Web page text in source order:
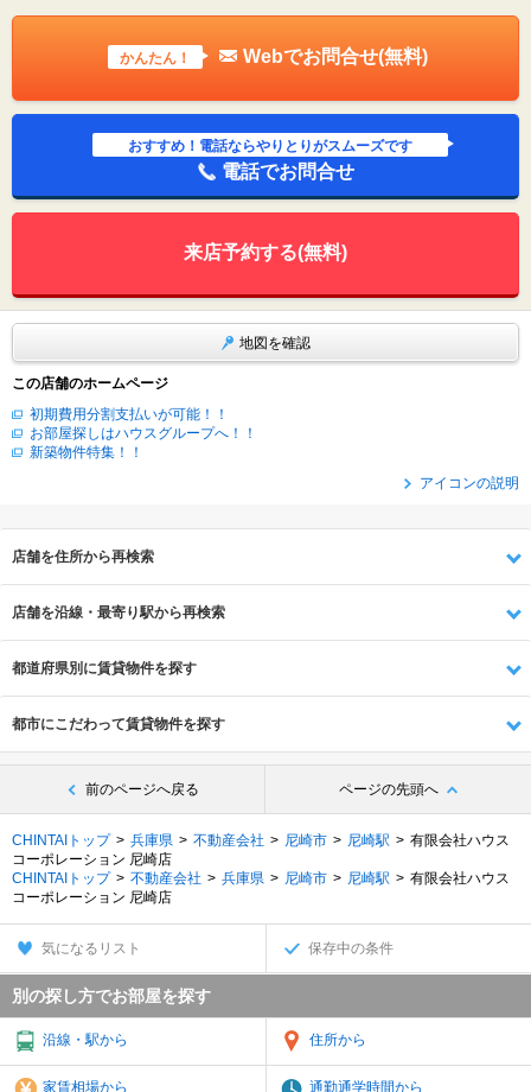
かんたん！ Webでお問合せ(無料)
おすすめ！電話ならやりとりがスムーズです
電話でお問合せ
来店予約する(無料)
地図を確認
この店舗のホームページ
初期費用分割支払いが可能！！
お部屋探しはハウスグループへ！！
新築物件特集！！
アイコンの説明
店舗を住所から再検索
店舗を沿線・最寄り駅から再検索
都道府県別に賃貸物件を探す
都市にこだわって賃貸物件を探す
前のページへ戻る ページの先頭へ
CHINTAIトップ 兵庫県 不動産会社 尼崎市 尼崎駅
有限会社ハウス
コーポレーション 尼崎店
CHINTAIトップ
不動産会社 兵庫県 尼崎市 尼崎駅
有限会社ハウス
コーポレーション 尼崎店
気になるリスト 保存中の条件
別の探し方でお部屋を探す
沿線・駅から 住所から
家賃相場から 通勤通学時間から